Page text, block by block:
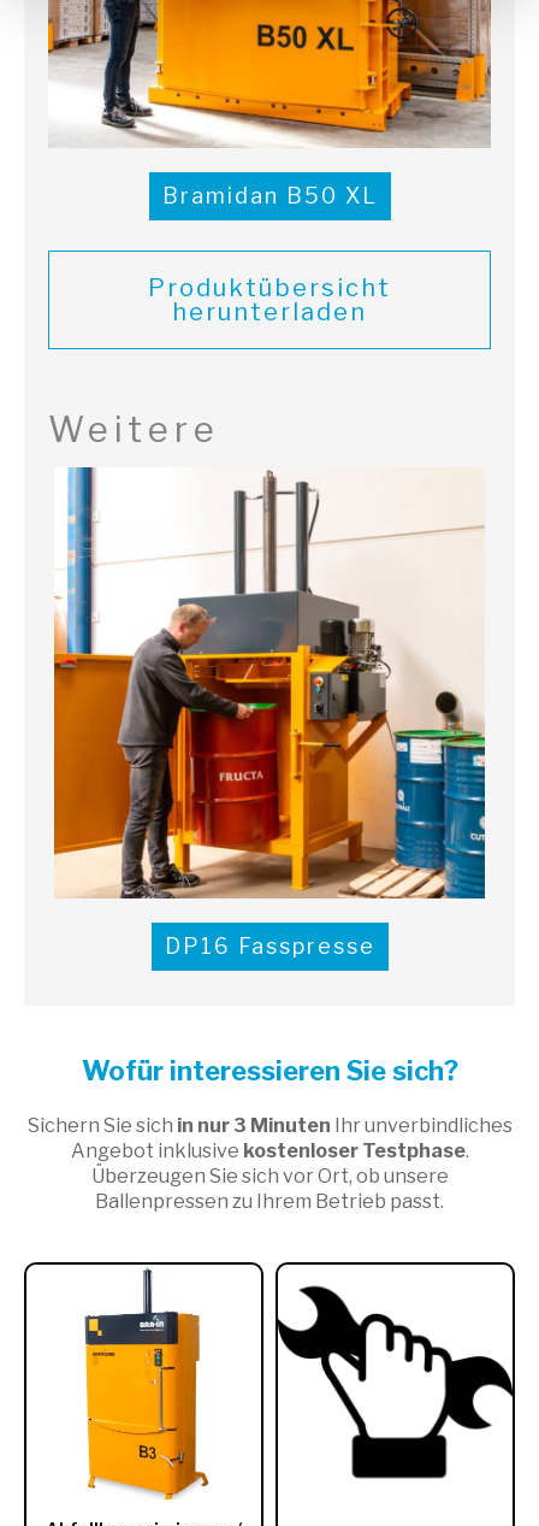
Bramidan B50 XL
Produktübersicht
herunterladen
Weitere
DP16 Fasspresse